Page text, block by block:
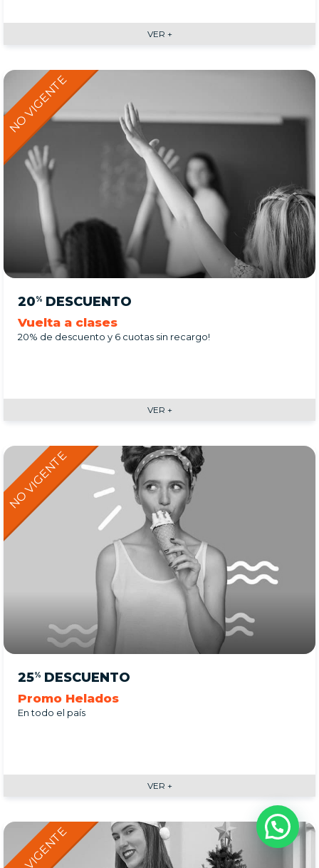
VER +
20% DESCUENTO
Vuelta a clases
20% de descuento y 6 cuotas sin recargo!
VER +
25% DESCUENTO
Promo Helados
En todo el país
VER +
¿Cómo podemos ayudarte?